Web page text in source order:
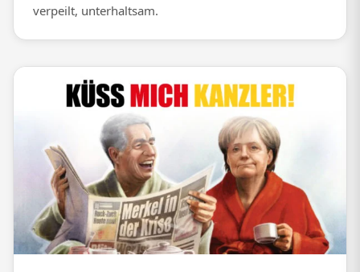
verpeilt, unterhaltsam.